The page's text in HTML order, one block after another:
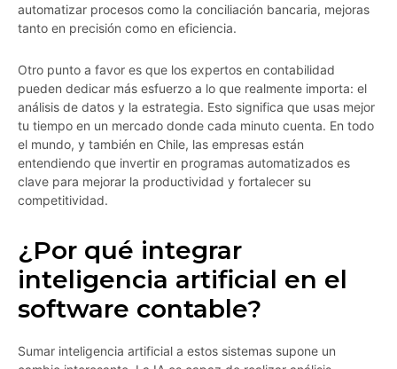
automatizar procesos como la conciliación bancaria, mejoras
tanto en precisión como en eficiencia.
Otro punto a favor es que los expertos en contabilidad
pueden dedicar más esfuerzo a lo que realmente importa: el
análisis de datos y la estrategia. Esto significa que usas mejor
tu tiempo en un mercado donde cada minuto cuenta. En todo
el mundo, y también en Chile, las empresas están
entendiendo que invertir en programas automatizados es
clave para mejorar la productividad y fortalecer su
competitividad.
¿Por qué integrar
inteligencia artificial en el
software contable?
Sumar inteligencia artificial a estos sistemas supone un